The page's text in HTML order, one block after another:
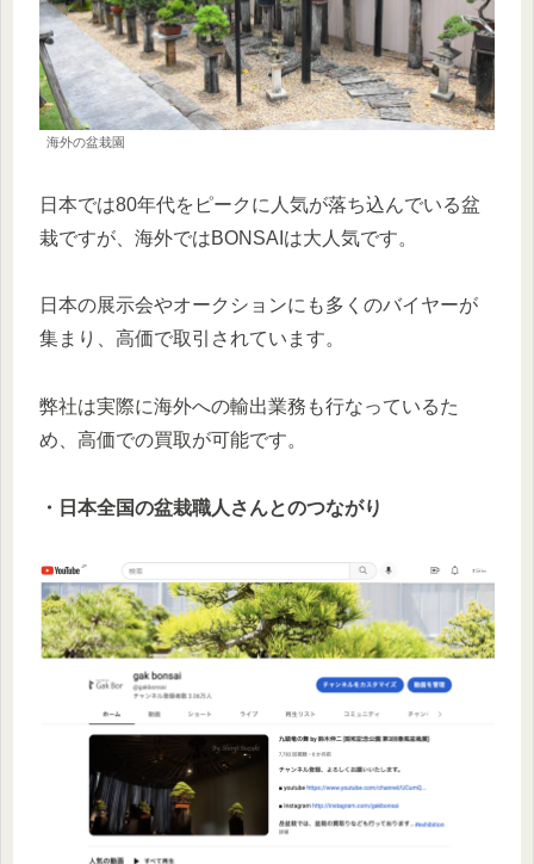
海外の盆栽園
日本では80年代をピークに人気が落ち込んでいる盆
栽ですが、海外ではBONSAIは大人気です。
日本の展示会やオークションにも多くのバイヤーが
集まり、高価で取引されています。
弊社は実際に海外への輸出業務も行なっているた
め、高価での買取が可能です。
・日本全国の盆栽職人さんとのつながり